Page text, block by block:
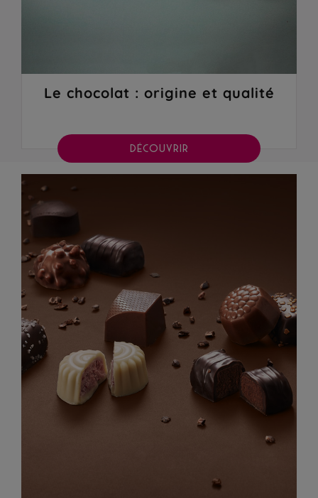
Le chocolat : origine et qualité
DÉCOUVRIR